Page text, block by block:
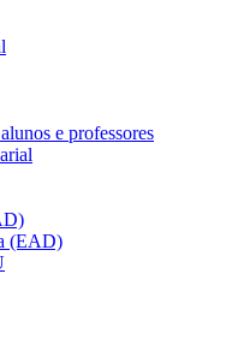
e professores
(EAD)